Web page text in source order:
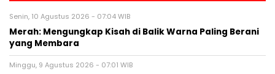
Senin, 10 Agustus 2026 - 07:04 WIB
Merah: Mengungkap Kisah di Balik Warna Paling Berani
yang Membara
Minggu, 9 Agustus 2026 - 07:01 WIB